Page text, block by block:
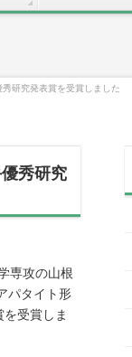
研究発表賞を受賞しました
秀研究
専攻の山根
パタイト形
受賞しま